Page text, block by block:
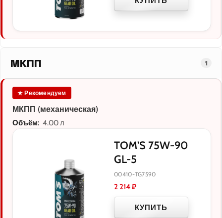
МКПП 1
★ Рекомендуем
МКПП (механическая)
Объём: 4.00 л
TOM'S 75W-90
GL-5
00410-TG7590
2 214₽
КУПИТЬ